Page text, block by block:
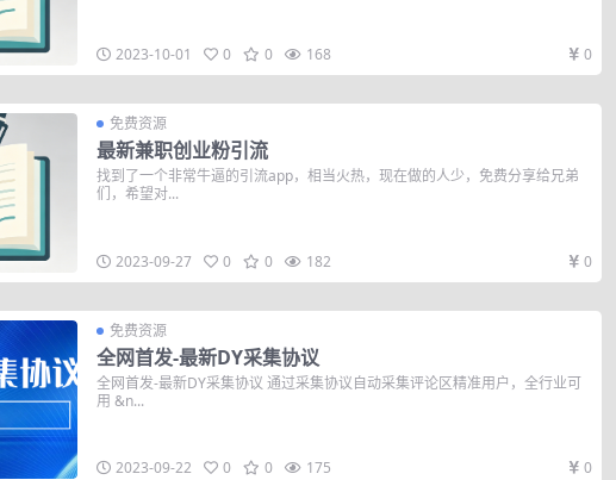
2023-10-01 0 0 168 0
免费资源
最新兼职创业粉引流
找到了一个非常牛逼的引流app，相当火热，现在做的人少，免费分享给兄弟
们，希望对...
2023-09-27 0 0 182 0
免费资源
全网首发-最新DY采集协议
全网首发-最新DY采集协议 通过采集协议自动采集评论区精准用户，全行业可
用 &n...
2023-09-22 0 0 175 0